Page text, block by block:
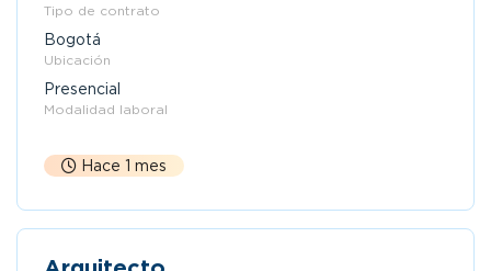
Tipo de contrato
Bogotá
Ubicación
Presencial
Modalidad laboral
Hace 1 mes